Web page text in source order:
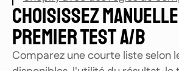
CHOISISSEZ
PREMIER TEST A/B
Comparez une courte liste selon